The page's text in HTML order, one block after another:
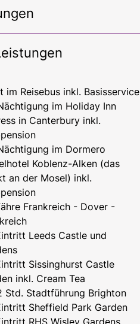
im Reisebus inkl. Basisservice
im Holiday Inn
in Canterbury inkl.
im Dormero
Koblenz-Alken (das
an der Mosel) inkl.
Frankreich - Dover -
Leeds Castle und
Sissinghurst Castle
inkl. Cream Tea
Std. Stadtführung Brighton
Sheffield Park Garden
RHS Wisley Gardens